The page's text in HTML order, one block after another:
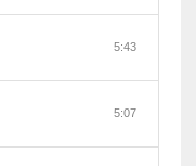
5:43
5:07